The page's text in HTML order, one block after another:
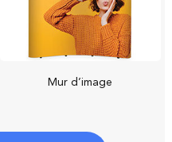
Mur d’image